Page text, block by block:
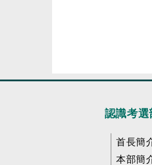
認識考選
首長簡
本部簡